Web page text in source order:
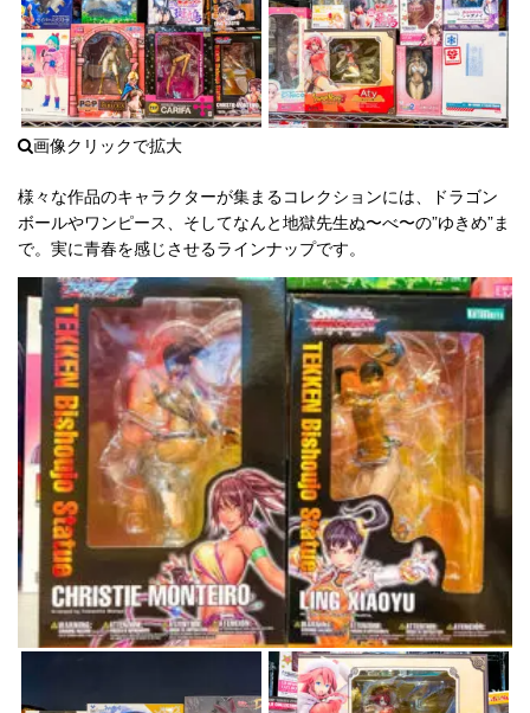
※JANコード同一商品は価格保証対象となります。※上記買取価格はパッケージ未
開封・美品の参考買取価格となります。※価格表掲載の商品について、買取UPキ
ャンペーン対象外となります。
上記リストにない品物も高価買取致します。あんしん見
積保証付き フィギュアの無料査定
様々な作品のキャラクターが集まるコレクションには、ドラゴン
ボールやワンピース、そしてなんと地獄先生ぬ〜べ〜の”ゆきめ”ま
で。実に青春を感じさせるラインナップです。